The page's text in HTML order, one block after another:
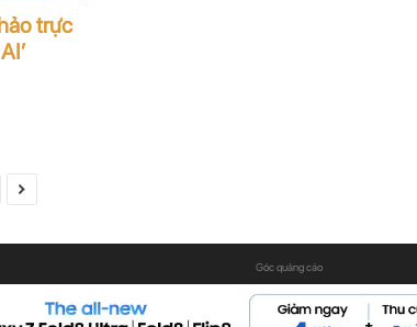
trực
Góc quảng cáo